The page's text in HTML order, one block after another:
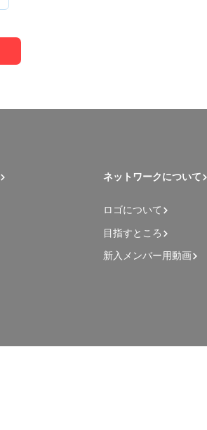
ネットワークについて
ロゴについて
目指すところ
新入メンバー用動画